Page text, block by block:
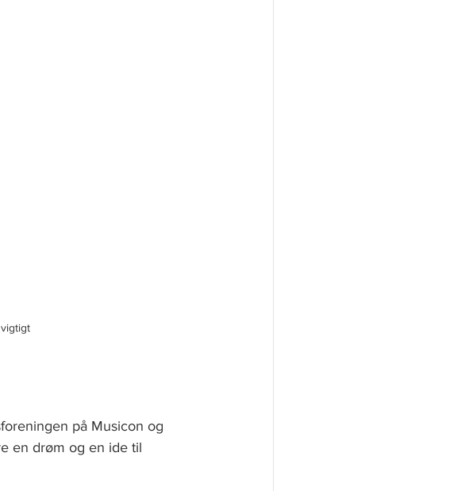
på Musicon og
en drøm og en ide til